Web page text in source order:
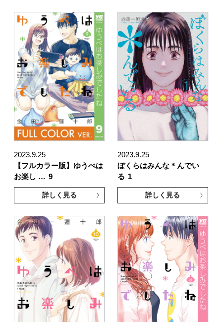
2023.9.25
【フルカラー版】ゆうべは
お楽し … 9
詳しく見る
2023.9.25
ぼくらはみんな＊んでい
る 1
詳しく見る